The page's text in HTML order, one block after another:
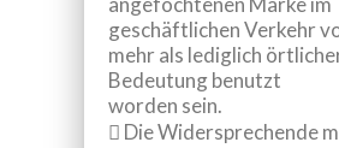
geschäftlichen Verkehr
mehr als lediglich
Bedeutung benutzt
worden sein.
 Die Widersprechende